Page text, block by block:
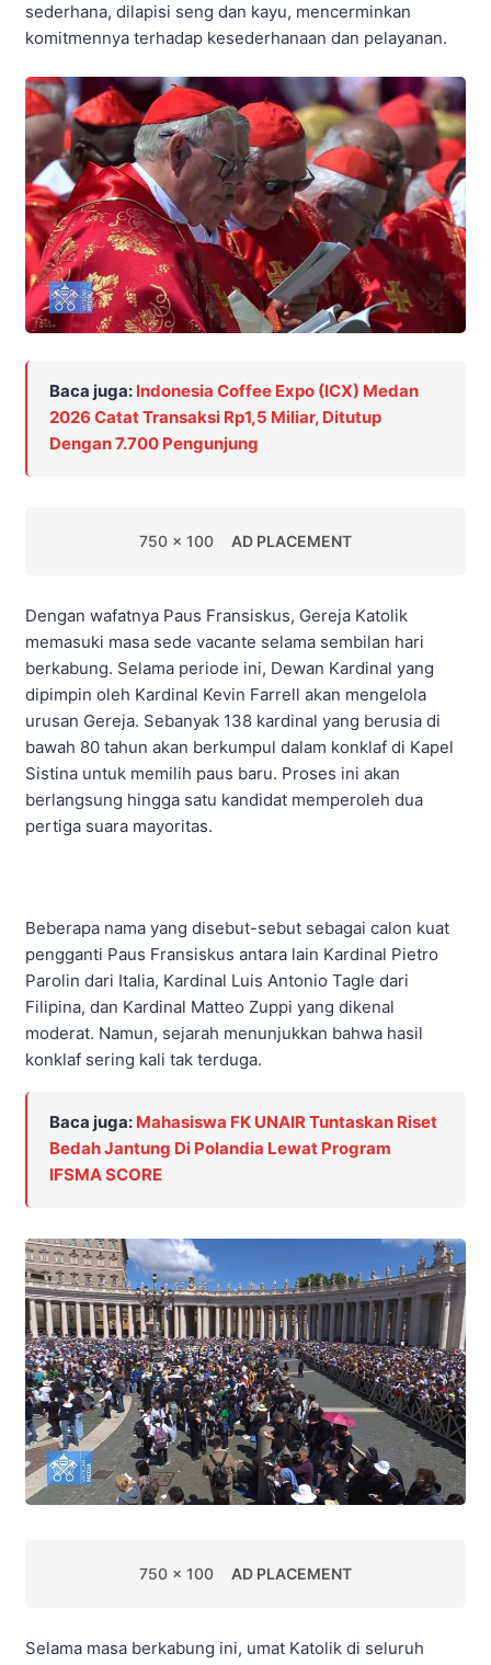
sederhana, dilapisi seng dan kayu, mencerminkan
komitmennya terhadap kesederhanaan dan pelayanan. ​
Baca juga: Indonesia Coffee Expo (ICX) Medan
2026 Catat Transaksi Rp1,5 Miliar, Ditutup
Dengan 7.700 Pengunjung
750 x 100 AD PLACEMENT
Dengan wafatnya Paus Fransiskus, Gereja Katolik
memasuki masa sede vacante selama sembilan hari
berkabung. Selama periode ini, Dewan Kardinal yang
dipimpin oleh Kardinal Kevin Farrell akan mengelola
urusan Gereja. Sebanyak 138 kardinal yang berusia di
bawah 80 tahun akan berkumpul dalam konklaf di Kapel
Sistina untuk memilih paus baru. Proses ini akan
berlangsung hingga satu kandidat memperoleh dua
pertiga suara mayoritas. ​
Beberapa nama yang disebut-sebut sebagai calon kuat
pengganti Paus Fransiskus antara lain Kardinal Pietro
Parolin dari Italia, Kardinal Luis Antonio Tagle dari
Filipina, dan Kardinal Matteo Zuppi yang dikenal
moderat. Namun, sejarah menunjukkan bahwa hasil
konklaf sering kali tak terduga. ​
Baca juga: Mahasiswa FK UNAIR Tuntaskan Riset
Bedah Jantung Di Polandia Lewat Program
IFSMA SCORE
750 x 100 AD PLACEMENT
Selama masa berkabung ini, umat Katolik di seluruh